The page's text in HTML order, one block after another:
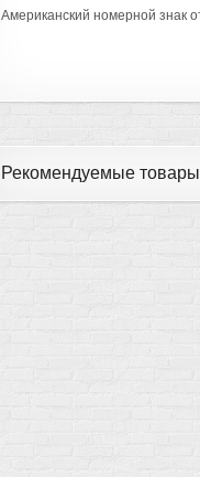
Американский номерной знак
Рекомендуемые товары